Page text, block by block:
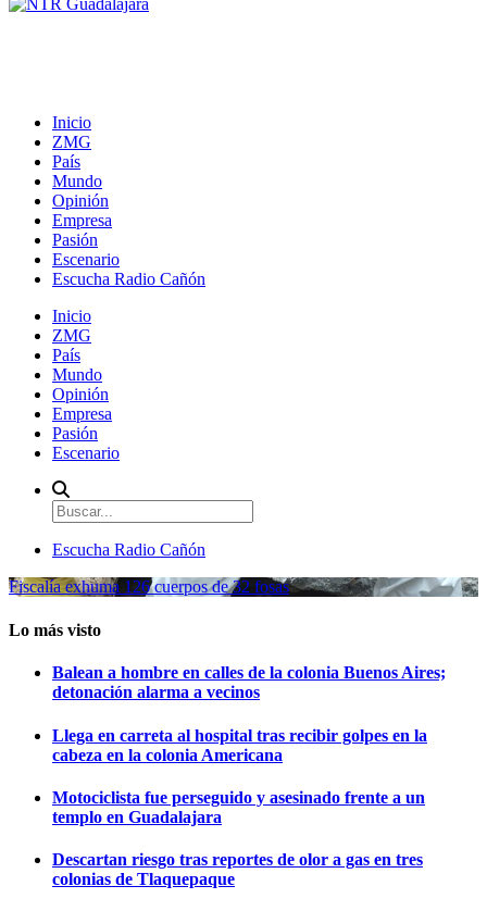
Inicio
ZMG
País
Mundo
Opinión
Empresa
Pasión
Escenario
Escucha Radio Cañón
Inicio
ZMG
País
Mundo
Opinión
Empresa
Pasión
Escenario
Escucha Radio Cañón
Fiscalía exhuma 126 cuerpos de 32 fosas
Lo más visto
Balean a hombre en calles de la colonia Buenos Aires;
detonación alarma a vecinos
Llega en carreta al hospital tras recibir golpes en la
cabeza en la colonia Americana
Motociclista fue perseguido y asesinado frente a un
templo en Guadalajara
Descartan riesgo tras reportes de olor a gas en tres
colonias de Tlaquepaque